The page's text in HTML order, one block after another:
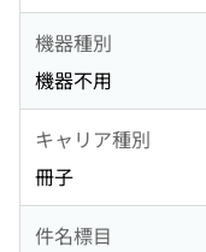
機器種別
機器不用
キャリア種別
冊子
件名標目